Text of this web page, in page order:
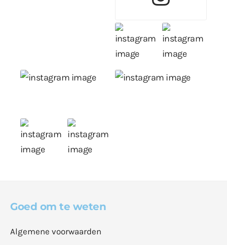
Goed om te weten
Algemene voorwaarden